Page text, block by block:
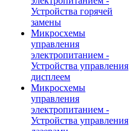
Устройства горячей
замены
Микросхемы
управления
электропитанием -
Устройства управления
дисплеем
Микросхемы
управления
электропитанием -
Устройства управления